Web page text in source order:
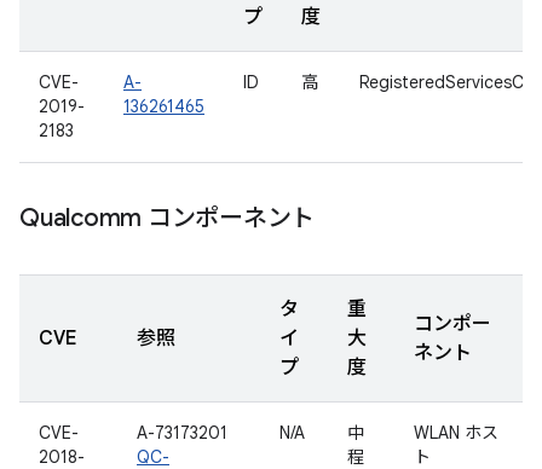
プ 度
CVE-
2019-
2183
A-
136261465
ID 高
Qualcomm コンポーネント
CVE 参照
タ
イ
プ
重
大
度
コンポー
ネント
CVE-
2018-
A-73173201
QC-
N/A
中
程
WLAN ホス
ト